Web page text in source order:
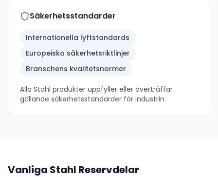
Säkerhetsstandarder
Internationella lyftstandards
Europeiska säkerhetsriktlinjer
Branschens kvalitetsnormer
Alla Stahl produkter uppfyller eller överträffar
gällande säkerhetsstandarder för industrin.
Vanliga Stahl Reservdelar